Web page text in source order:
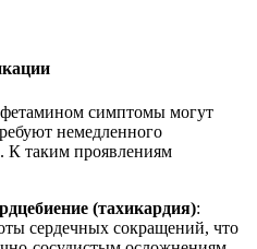
симптомы могут
немедленного
К таким проявлениям
(тахикардия):
сердечных сокращений, что